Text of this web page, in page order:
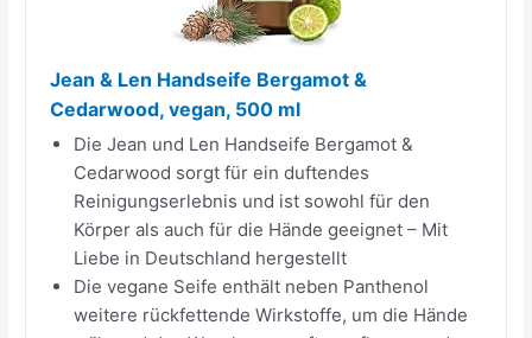
Jean & Len Handseife Bergamot &
Cedarwood, vegan, 500 ml
Die Jean und Len Handseife Bergamot &
Cedarwood sorgt für ein duftendes
Reinigungserlebnis und ist sowohl für den
Körper als auch für die Hände geeignet – Mit
Liebe in Deutschland hergestellt
Die vegane Seife enthält neben Panthenol
weitere rückfettende Wirkstoffe, um die Hände